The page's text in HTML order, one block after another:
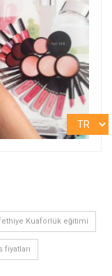
Kuaförlük eğitimi
fiyatları